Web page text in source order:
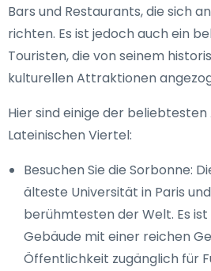
Bars und Restaurants, die sich
richten. Es ist jedoch auch ein
Touristen, die von seinem
kulturellen Attraktionen
Hier sind einige der
Lateinischen Viertel:
Besuchen Sie die Sorbonne:
älteste Universität in Paris
berühmtesten der Welt. Es
Gebäude mit einer reichen
Öffentlichkeit zugänglich für